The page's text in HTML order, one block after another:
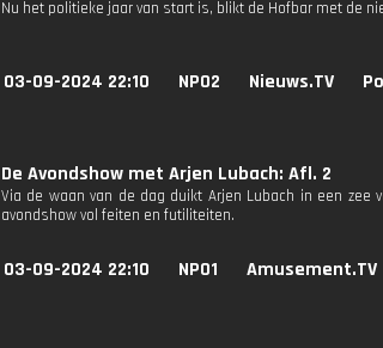
Nu het politieke jaar van start is, blikt de Hofbar met de
03-09-2024 22:10 NPO2 Nieuws.TV
De Avondshow met Arjen Lubach: Afl. 2
Via de waan van de dag duikt Arjen Lubach in een
avondshow vol feiten en futiliteiten.
03-09-2024 22:10 NPO1 Amusement.TV